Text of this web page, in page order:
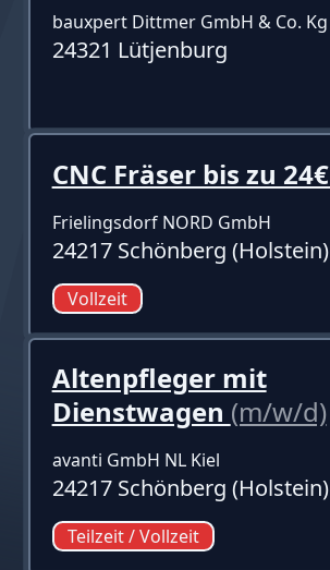
bauxpert Dittmer GmbH & Co. Kg
24321 Lütjenburg
CNC Fräser bis zu 24€
Frielingsdorf NORD GmbH
24217 Schönberg (Holstein)
Vollzeit
Altenpfleger mit
Dienstwagen (m/w/d)
avanti GmbH NL Kiel
24217 Schönberg (Holstein)
Teilzeit / Vollzeit